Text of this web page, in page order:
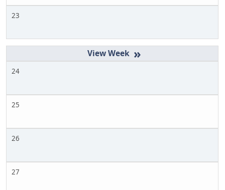
23
»
24
25
26
27